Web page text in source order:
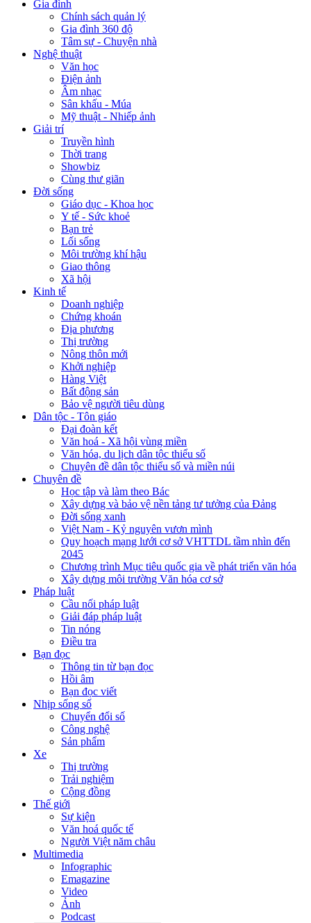
Gia đình
Chính sách quản lý
Gia đình 360 độ
Tâm sự - Chuyện nhà
Nghệ thuật
Văn học
Điện ảnh
Âm nhạc
Sân khấu - Múa
Mỹ thuật - Nhiếp ảnh
Giải trí
Truyền hình
Thời trang
Showbiz
Cùng thư giãn
Đời sống
Giáo dục - Khoa học
Y tế - Sức khoẻ
Bạn trẻ
Lối sống
Môi trường khí hậu
Giao thông
Xã hội
Kinh tế
Doanh nghiệp
Chứng khoán
Địa phương
Thị trường
Nông thôn mới
Khởi nghiệp
Hàng Việt
Bất động sản
Bảo vệ người tiêu dùng
Dân tộc - Tôn giáo
Đại đoàn kết
Văn hoá - Xã hội vùng miền
Văn hóa, du lịch dân tộc thiểu số
Chuyên đề dân tộc thiểu số và miền núi
Chuyên đề
Học tập và làm theo Bác
Xây dựng và bảo vệ nền tảng tư tưởng của Đảng
Đời sống xanh
Việt Nam - Kỷ nguyên vươn mình
Quy hoạch mạng lưới cơ sở VHTTDL tầm nhìn đến
2045
Chương trình Mục tiêu quốc gia về phát triển văn hóa
Xây dựng môi trường Văn hóa cơ sở
Pháp luật
Cầu nối pháp luật
Giải đáp pháp luật
Tin nóng
Điều tra
Bạn đọc
Thông tin từ bạn đọc
Hồi âm
Bạn đọc viết
Nhịp sống số
Chuyển đổi số
Công nghệ
Sản phẩm
Xe
Thị trường
Trải nghiệm
Cộng đồng
Thế giới
Sự kiện
Văn hoá quốc tế
Người Việt năm châu
Multimedia
Infographic
Emagazine
Video
Ảnh
Podcast